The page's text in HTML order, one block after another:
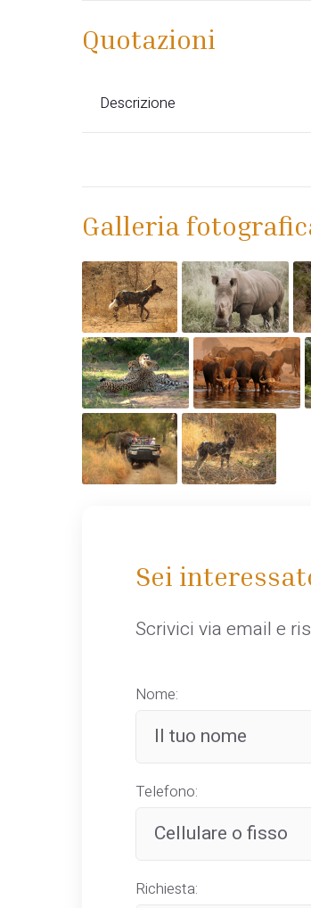
Quotazioni
Descrizione
Galleria
Sei
Scrivici via email e
Nome:
Telefono:
Richiesta: